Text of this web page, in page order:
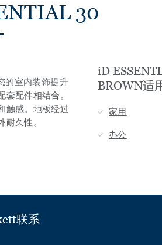
30
的室内装饰提升
配件相结合。
触感。地板经过
久性。
iD
BROWN适
家用
办公
联系